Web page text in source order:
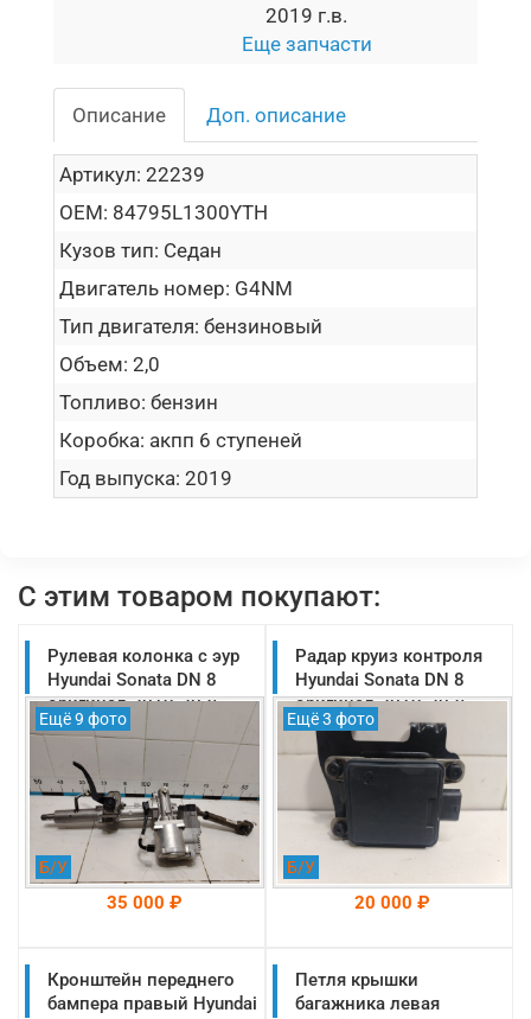
2019 г.в.
Еще запчасти
Описание Доп. описание
Артикул: 22239
OEM: 84795L1300YTH
Кузов тип: Седан
Двигатель номер: G4NM
Тип двигателя: бензиновый
Объем: 2,0
Топливо: бензин
Коробка: акпп 6 ступеней
Год выпуска: 2019
С этим товаром покупают:
Рулевая колонка с эур
Hyundai Sonata DN 8
оригинал 2019-2025
(56310L1010)
Ещё 9 фото
Б/У
35 000 ₽
На складе: Раменское
-->
Радар круиз контроля
Hyundai Sonata DN 8
оригинал 2019-2025
(99110L1000)
Ещё 3 фото
Б/У
20 000 ₽
На складе: Раменское
-->
Кронштейн переднего
бампера правый Hyundai
Петля крышки
багажника левая